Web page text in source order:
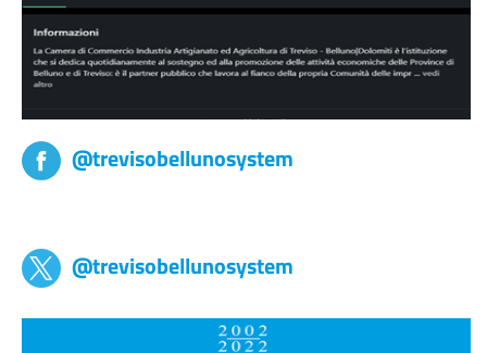
@trevisobellunosystem
@trevisobellunosystem